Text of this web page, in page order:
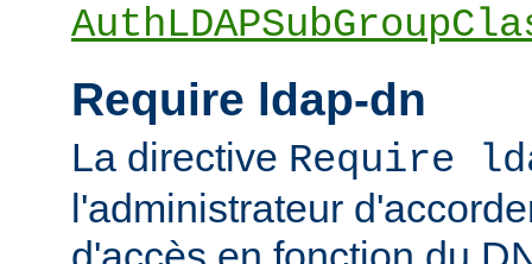
Require ldap-dn
La directive Require
l'administrateur